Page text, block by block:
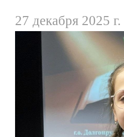
27 декабря 2025 г.